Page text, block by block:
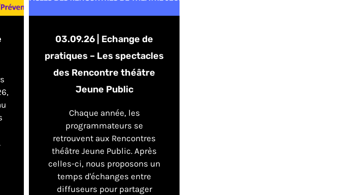
03.09.26 | Echange de
pratiques – Les spectacles
des Rencontre théâtre
Jeune Public
Chaque année, les
programmateurs se
retrouvent aux Rencontres
théâtre Jeune Public. Après
celles-ci, nous proposons un
temps d'échanges entre
diffuseurs pour partager